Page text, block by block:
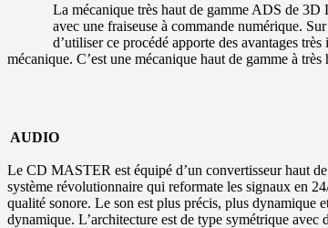
La mécanique très haut de gamme ADS de 3D
avec une fraiseuse à commande numérique.
d’utiliser ce procédé apporte des avantages
mécanique. C’est une mécanique haut de gamme à
AUDIO
Le CD MASTER est équipé d’un convertisseur haut
système révolutionnaire qui reformate les signaux en
qualité sonore. Le son est plus précis, plus dynamique
dynamique. L’architecture est de type symétrique